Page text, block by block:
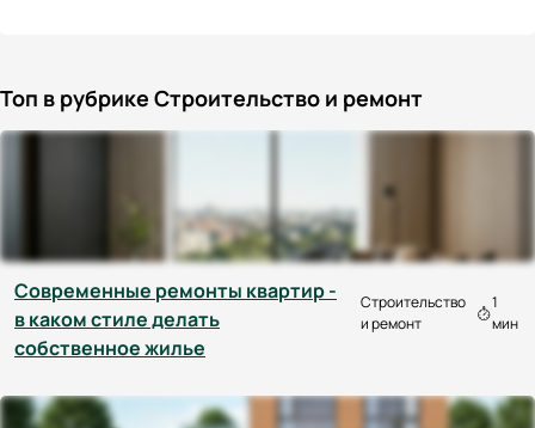
Топ в рубрике Строительство и ремонт
Современные ремонты квартир -
в каком стиле делать
собственное жилье
Строительство
и ремонт
1
мин